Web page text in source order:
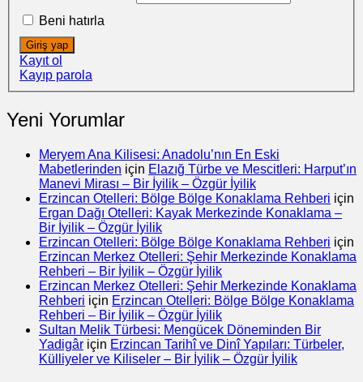
Beni hatırla
Giriş yap
Kayıt ol
Kayıp parola
Yeni Yorumlar
Meryem Ana Kilisesi: Anadolu’nın En Eski
Mabetlerinden için Elazığ Türbe ve Mescitleri: Harput’ın
Manevi Mirası – Bir İyilik – Özgür İyilik
Erzincan Otelleri: Bölge Bölge Konaklama Rehberi için
Ergan Dağı Otelleri: Kayak Merkezinde Konaklama –
Bir İyilik – Özgür İyilik
Erzincan Otelleri: Bölge Bölge Konaklama Rehberi için
Erzincan Merkez Otelleri: Şehir Merkezinde Konaklama
Rehberi – Bir İyilik – Özgür İyilik
Erzincan Merkez Otelleri: Şehir Merkezinde Konaklama
Rehberi için Erzincan Otelleri: Bölge Bölge Konaklama
Rehberi – Bir İyilik – Özgür İyilik
Sultan Melik Türbesi: Mengücek Döneminden Bir
Yadigâr için Erzincan Tarihî ve Dinî Yapıları: Türbeler,
Külliyeler ve Kiliseler – Bir İyilik – Özgür İyilik